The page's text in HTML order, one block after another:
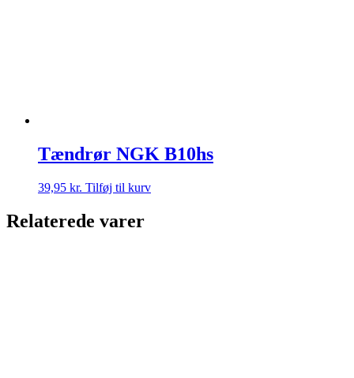
Tændrør NGK B10hs
39,95 kr. Tilføj til kurv
Relaterede varer